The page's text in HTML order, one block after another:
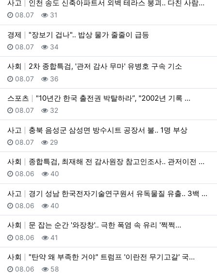
사고 인천 송도 신축아파트서 외벽 테라스 붕괴.. 다친 사람…
등록일
08.07 조회
31
경제 "장보기 겁나".. 밥상 물가 줄줄이 급등
등록일
08.07 조회
34
사회 2차 종합특검, '관저 감사 무마' 유병호 구속 기소
등록일
08.07 조회
36
스포츠 "10년간 한국 출전권 박탈하라”, "2002년 기록 …
등록일
08.07 조회
32
사고 충북 음성군 삼성면 방수시트 공장서 불.. 1명 부상
등록일
08.07 조회
29
사회 종합특검, 최재해 전 감사원장 참고인조사.. 관저이전 …
등록일
08.06 조회
40
사고 경기 성남 한국전자기술연구원서 유독물질 유출.. 3백 …
등록일
08.06 조회
40
사회 문 잡는 순간 '와장창'.. 극한 폭염 속 유리 '쩍쩍…
등록일
08.06 조회
41
사회 "탄약 왜 부족한 거야" 트럼프 '이란전 무기고갈' 국…
등록일
08.06 조회
58